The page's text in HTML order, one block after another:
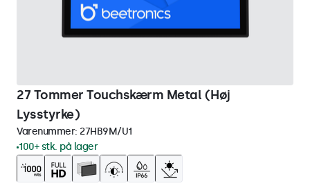
27 Tommer Touchskærm Metal (Høj
Lysstyrke)
Varenummer: 27HB9M/U1
100+ stk. på lager